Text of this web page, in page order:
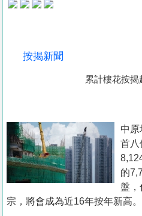
產
置
業
手
按揭新聞
累計樓花按揭
中
首八
的
盤，
宗，將會成為近16年按年新高。